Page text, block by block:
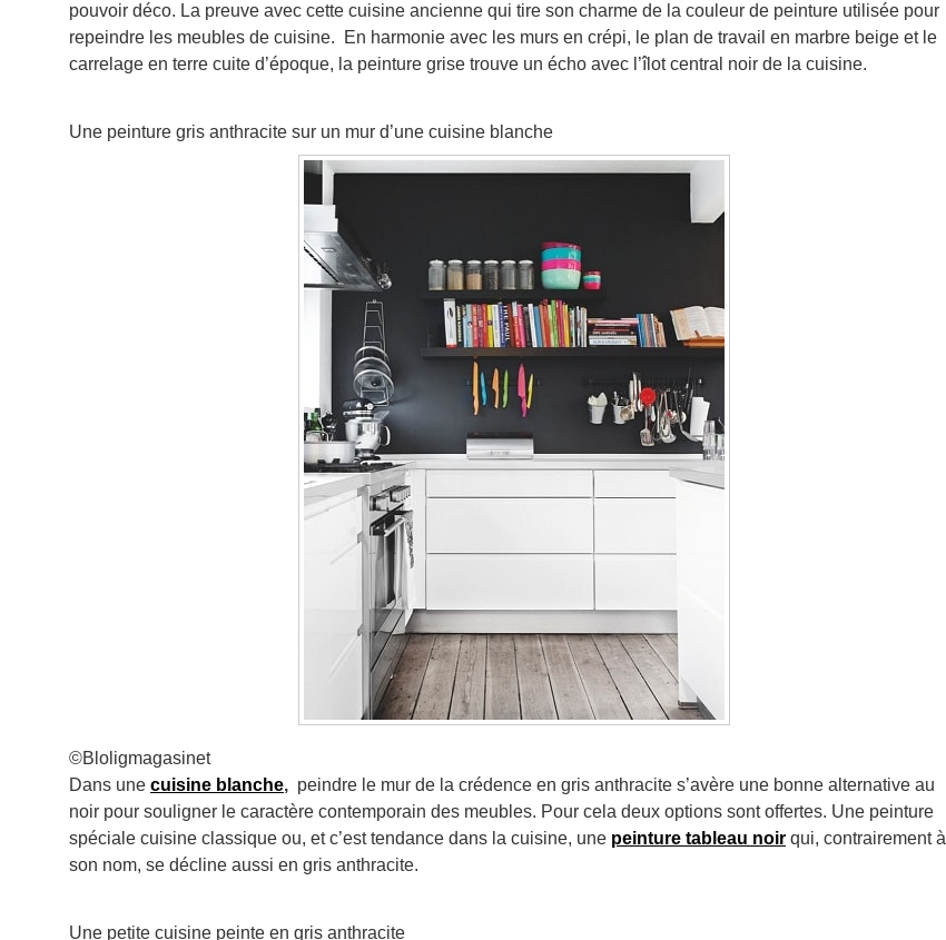
pouvoir déco. La preuve avec cette cuisine ancienne qui tire son charme de la couleur de peinture utilisée pour
repeindre les meubles de cuisine. En harmonie avec les murs en crépi, le plan de travail en marbre beige et le
carrelage en terre cuite d’époque, la peinture grise trouve un écho avec l’îlot central noir de la cuisine.
Une peinture gris anthracite sur un mur d’une cuisine blanche
©Bloligmagasinet
Dans une cuisine blanche, peindre le mur de la crédence en gris anthracite s’avère une bonne alternative au
noir pour souligner le caractère contemporain des meubles. Pour cela deux options sont offertes. Une peinture
spéciale cuisine classique ou, et c’est tendance dans la cuisine, une peinture tableau noir qui, contrairement à
son nom, se décline aussi en gris anthracite.
Une petite cuisine peinte en gris anthracite